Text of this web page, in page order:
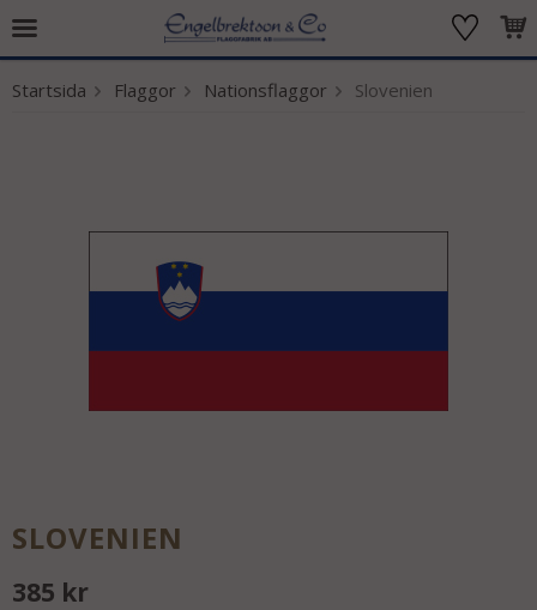
Produkten har blivit tillagd i varukorgen
Startsida Flaggor Nationsflaggor Slovenien
SLOVENIEN
385 kr